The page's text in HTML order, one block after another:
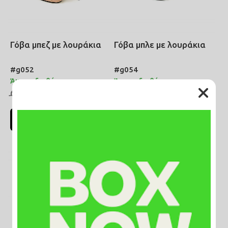
Γόβα μπεζ με λουράκια
#g052
Άμεσα διαθέσιμο
69,00€
Γόβα μπλε με λουράκια
#g054
Άμεσα διαθέσιμο